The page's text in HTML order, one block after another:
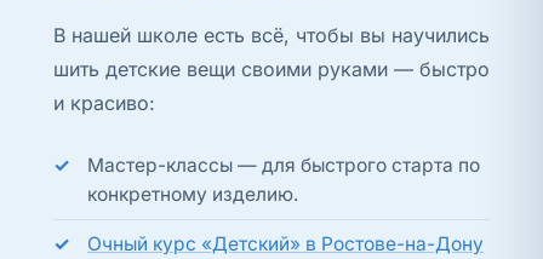
В нашей школе есть всё, чтобы вы научились
шить детские вещи своими руками — быстро
и красиво:
Мастер-классы — для быстрого старта по
конкретному изделию.
Очный курс «Детский» в Ростове-на-Дону